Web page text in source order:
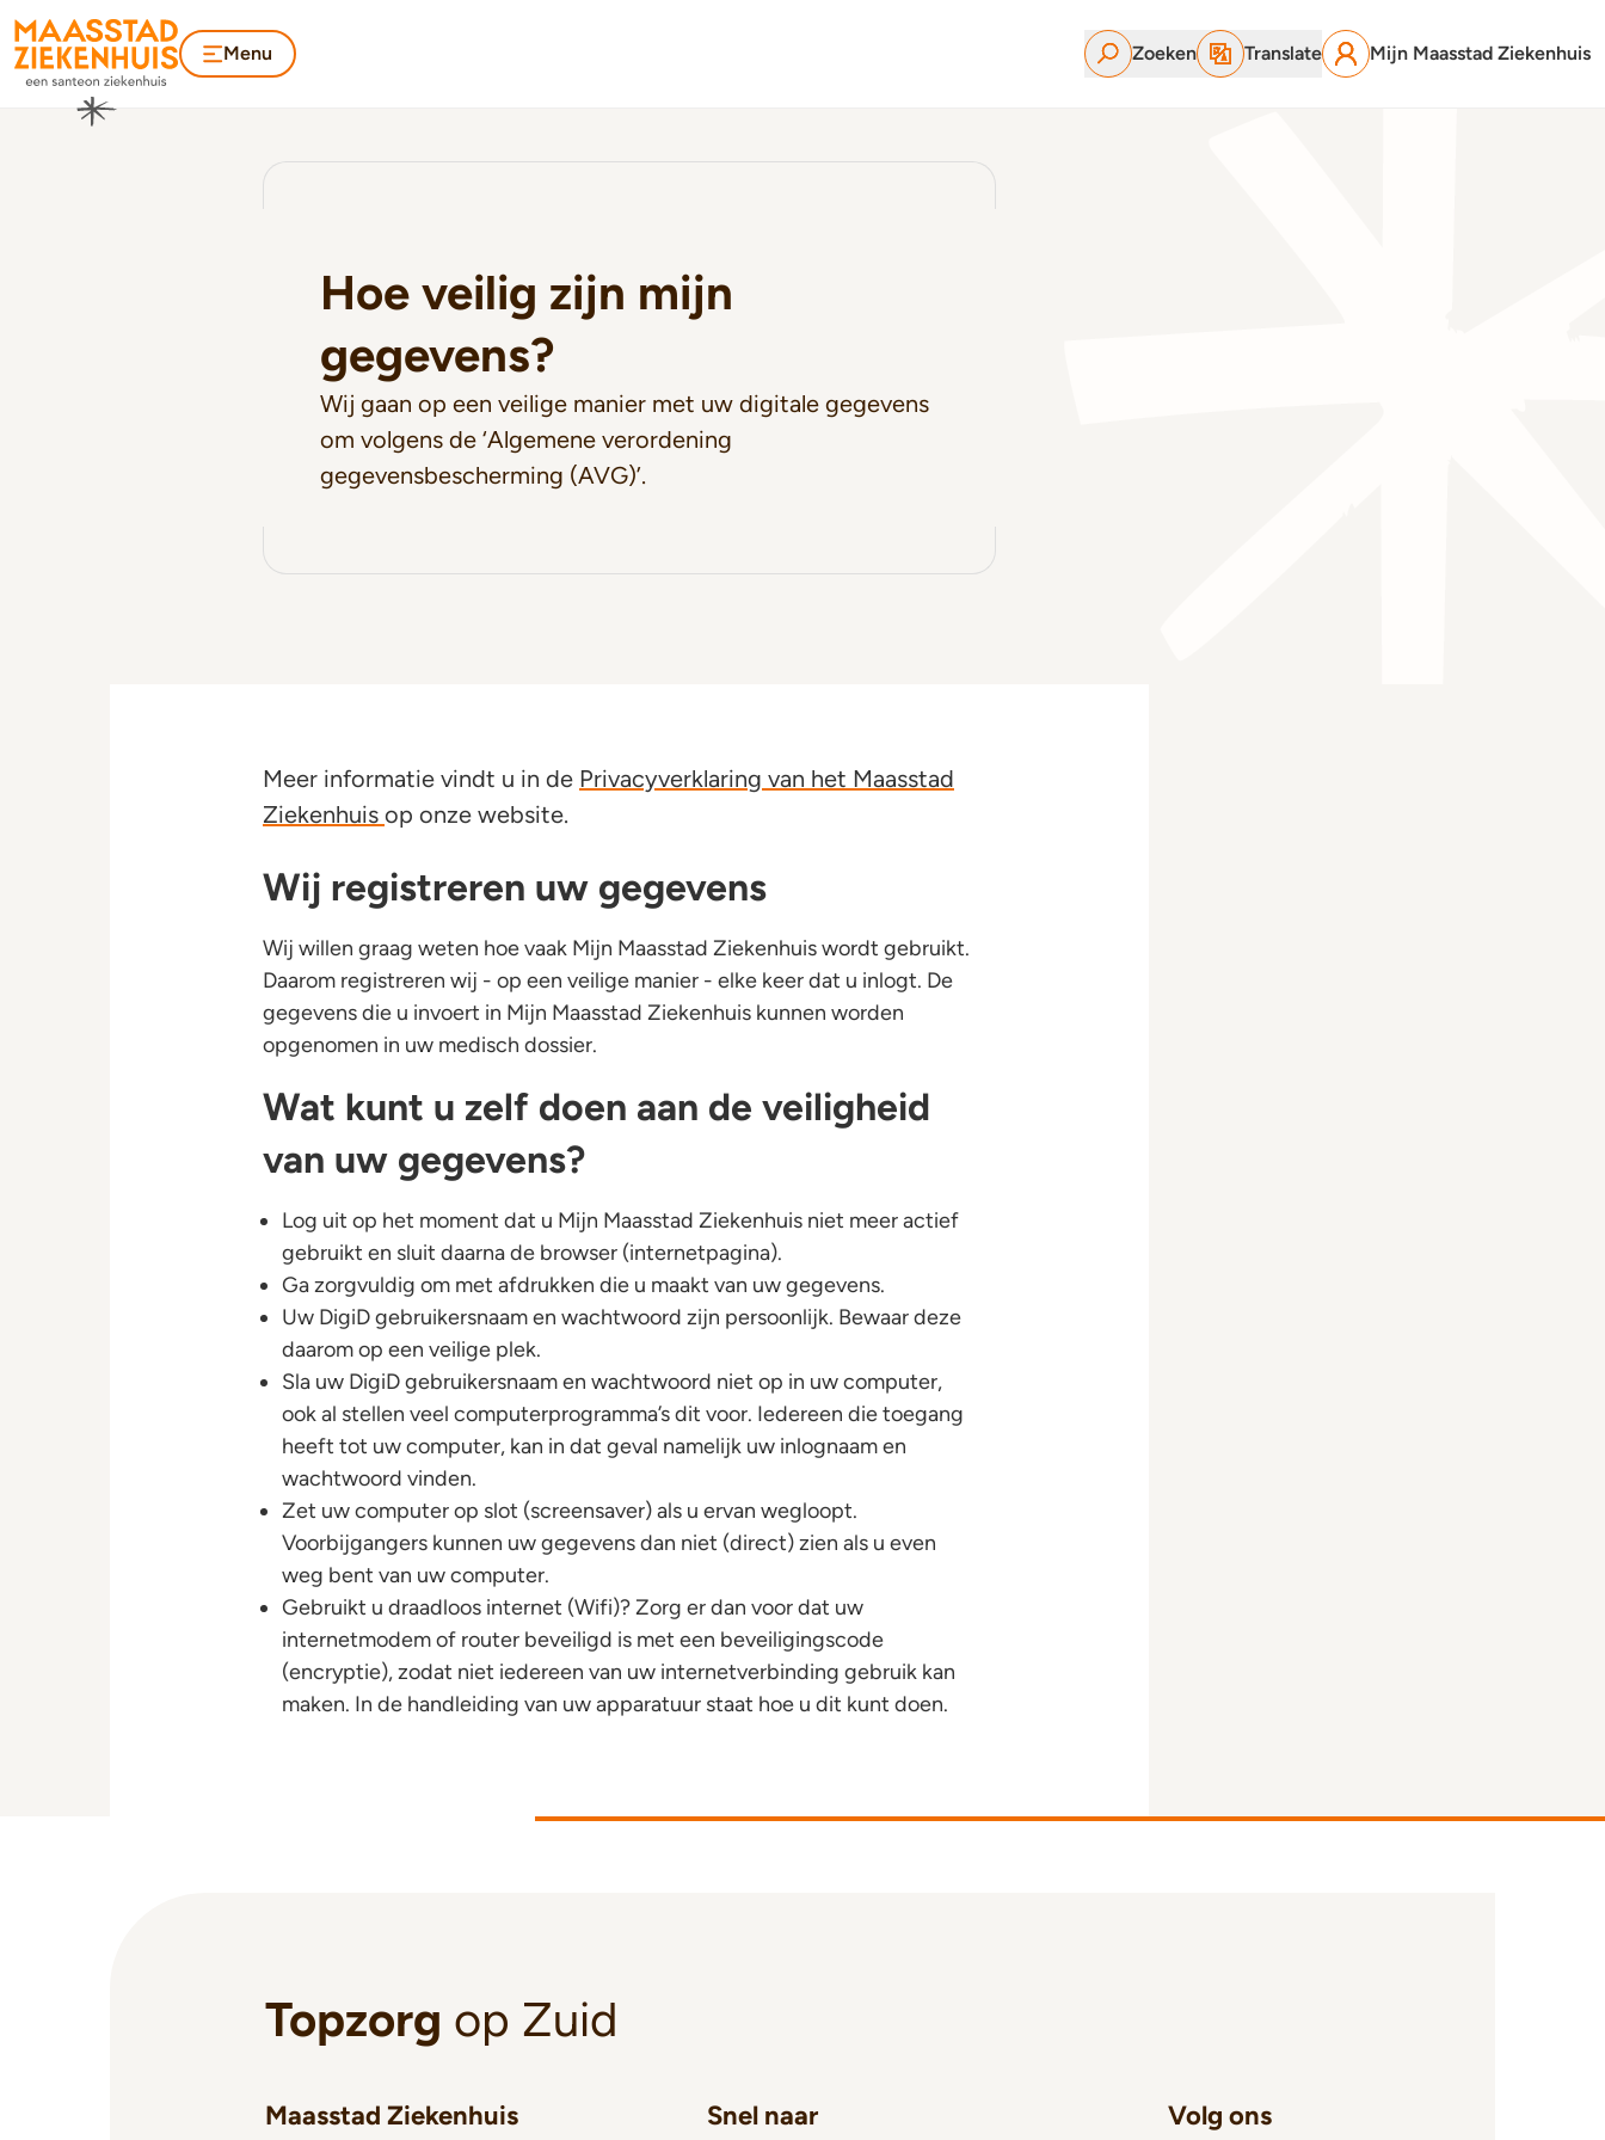
Menu Zoeken Translate Mijn Maasstad Ziekenhuis
Hoe veilig zijn mijn
gegevens?
Wij gaan op een veilige manier met uw digitale gegevens
om volgens de ‘Algemene verordening
gegevensbescherming (AVG)’.
Meer informatie vindt u in de Privacyverklaring van het Maasstad
Ziekenhuis op onze website.
Wij registreren uw gegevens
Wij willen graag weten hoe vaak Mijn Maasstad Ziekenhuis wordt gebruikt.
Daarom registreren wij - op een veilige manier - elke keer dat u inlogt. De
gegevens die u invoert in Mijn Maasstad Ziekenhuis kunnen worden
opgenomen in uw medisch dossier.
Wat kunt u zelf doen aan de veiligheid
van uw gegevens?
Log uit op het moment dat u Mijn Maasstad Ziekenhuis niet meer actief
gebruikt en sluit daarna de browser (internetpagina).
Ga zorgvuldig om met afdrukken die u maakt van uw gegevens.
Uw DigiD gebruikersnaam en wachtwoord zijn persoonlijk. Bewaar deze
daarom op een veilige plek.
Sla uw DigiD gebruikersnaam en wachtwoord niet op in uw computer,
ook al stellen veel computerprogramma’s dit voor. Iedereen die toegang
heeft tot uw computer, kan in dat geval namelijk uw inlognaam en
wachtwoord vinden.
Zet uw computer op slot (screensaver) als u ervan wegloopt.
Voorbijgangers kunnen uw gegevens dan niet (direct) zien als u even
weg bent van uw computer.
Gebruikt u draadloos internet (Wifi)? Zorg er dan voor dat uw
internetmodem of router beveiligd is met een beveiligingscode
(encryptie), zodat niet iedereen van uw internetverbinding gebruik kan
maken. In de handleiding van uw apparatuur staat hoe u dit kunt doen.
Topzorg op Zuid
Maasstad Ziekenhuis Snel naar Volg ons